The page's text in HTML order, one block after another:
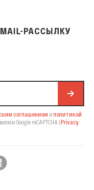
РАССЫЛКУ
соглашением и политикой
Google reCAPTCHA (Privacy